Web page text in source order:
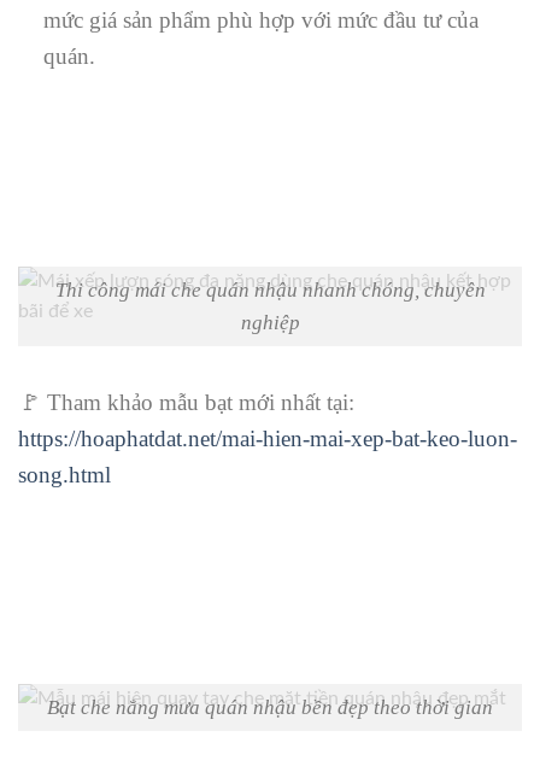
mức giá sản phẩm phù hợp với mức đầu tư của
quán.
Thi công mái che quán nhậu nhanh chóng, chuyên
nghiệp
🚩 Tham khảo mẫu bạt mới nhất tại:
https://hoaphatdat.net/mai-hien-mai-xep-bat-keo-luon-
song.html
Bạt che nắng mưa quán nhậu bền đẹp theo thời gian